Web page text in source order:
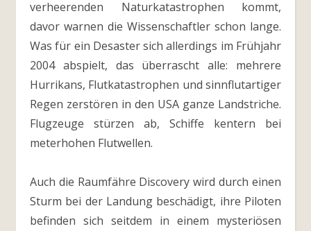
verheerenden Naturkatastrophen kommt,
davor warnen die Wissenschaftler schon lange.
Was für ein Desaster sich allerdings im Frühjahr
2004 abspielt, das überrascht alle: mehrere
Hurrikans, Flutkatastrophen und sinnflutartiger
Regen zerstören in den USA ganze Landstriche.
Flugzeuge stürzen ab, Schiffe kentern bei
meterhohen Flutwellen.
Auch die Raumfähre Discovery wird durch einen
Sturm bei der Landung beschädigt, ihre Piloten
befinden sich seitdem in einem mysteriösen